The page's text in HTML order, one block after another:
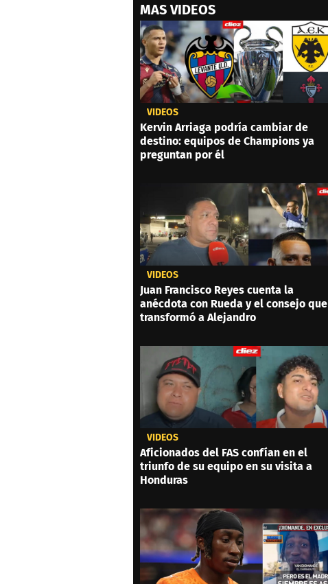
seconds
of
secondsVolume
0%
MAS VIDEOS
VIDEOS
Kervin Arriaga podría cambiar de
destino: equipos de Champions ya
preguntan por él
VIDEOS
Juan Francisco Reyes cuenta la
anécdota con Rueda y el consejo que
transformó a Alejandro
VIDEOS
Aficionados del FAS confían en el
triunfo de su equipo en su visita a
Honduras